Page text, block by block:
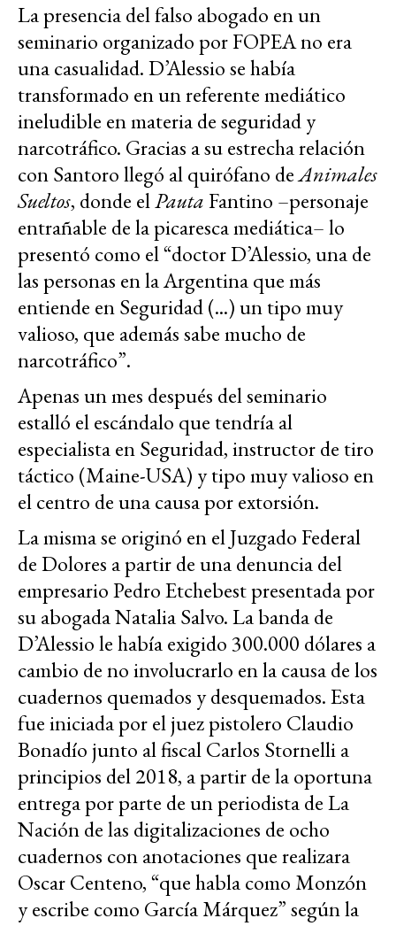
La presencia del falso abogado en un
seminario organizado por FOPEA no era
una casualidad. D’Alessio se había
transformado en un referente mediático
ineludible en materia de seguridad y
narcotráfico. Gracias a su estrecha relación
con Santoro llegó al quirófano deAnimales
Sueltos, donde elPautaFantino –personaje
entrañable de la picaresca mediática– lo
presentó como el “doctor D’Alessio, una de
las personas en la Argentina que más
entiende en Seguridad (...) un tipo muy
valioso, que además sabe mucho de
narcotráfico”.
Apenas un mes después del seminario
estalló el escándalo que tendría al
especialista en Seguridad, instructor de tiro
táctico (Maine-USA) y tipo muy valioso en
el centro de una causa por extorsión.
La misma se originó en el Juzgado Federal
de Dolores a partir de una denuncia del
empresario Pedro Etchebest presentada por
su abogada Natalia Salvo. La banda de
D’Alessio le había exigido 300.000 dólares a
cambio de no involucrarlo en la causa de los
cuadernos quemados y desquemados. Esta
fue iniciada por el juez pistolero Claudio
Bonadío junto al fiscal Carlos Stornelli a
principios del 2018, a partir de la oportuna
entrega por parte de un periodista de La
Nación de las digitalizaciones de ocho
cuadernos con anotaciones que realizara
Oscar Centeno, “que habla como Monzón
y escribe como García Márquez” según la